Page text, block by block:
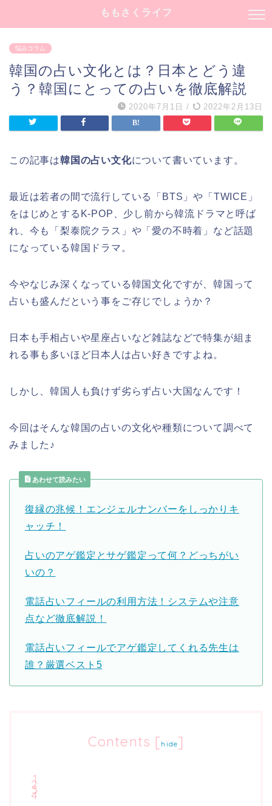
ももさくライフ
悩みコラム
韓国の占い文化とは？日本とどう違
う？韓国にとっての占いを徹底解説
2020年7月1日 / 2022年2月13日
この記事は韓国の占い文化について書いています。
最近は若者の間で流行している「BTS」や「TWICE」
をはじめとするK-POP、少し前から韓流ドラマと呼ば
れ、今も「梨泰院クラス」や「愛の不時着」など話題
になっている韓国ドラマ。
今やなじみ深くなっている韓国文化ですが、韓国って
占いも盛んだという事をご存じでしょうか？
日本も手相占いや星座占いなど雑誌などで特集が組ま
れる事も多いほど日本人は占い好きですよね。
しかし、韓国人も負けず劣らず占い大国なんです！
今回はそんな韓国の占いの文化や種類について調べて
みました♪
あわせて読みたい
復縁の兆候！エンジェルナンバーをしっかりキ
ャッチ！
占いのアゲ鑑定とサゲ鑑定って何？どっちがい
いの？
電話占いフィールの利用方法！システムや注意
点など徹底解説！
電話占いフィールでアゲ鑑定してくれる先生は
誰？厳選ベスト5
Contents [ hide]